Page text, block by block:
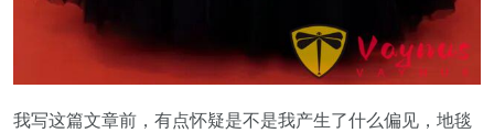
我写这篇文章前，有点怀疑是不是我产生了什么偏见，地毯